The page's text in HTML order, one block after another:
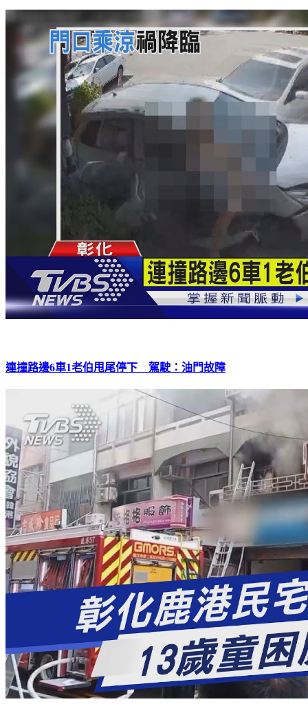
連撞路邊6車1老伯甩尾停下 駕駛：油門故障